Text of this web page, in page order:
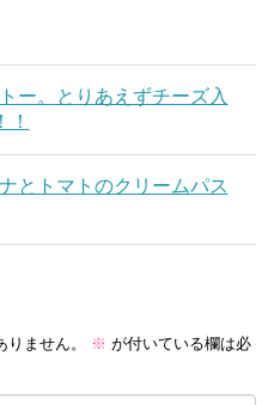
ー。とりあえずチーズ入
とトマトのクリームパス
ません。 ※ が付いている欄は必